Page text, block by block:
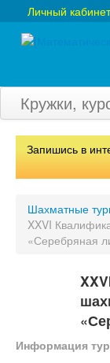
Личный кабинет
Кружки,
Главная
Олимпиады
Конкурсы
Вебинары
Тесты
Запишись в
Шахматные
XXVI
«Серебряная
Информация